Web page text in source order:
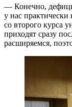
— Конечно,
у нас
со второго курса
приходят сразу
расширяемся,